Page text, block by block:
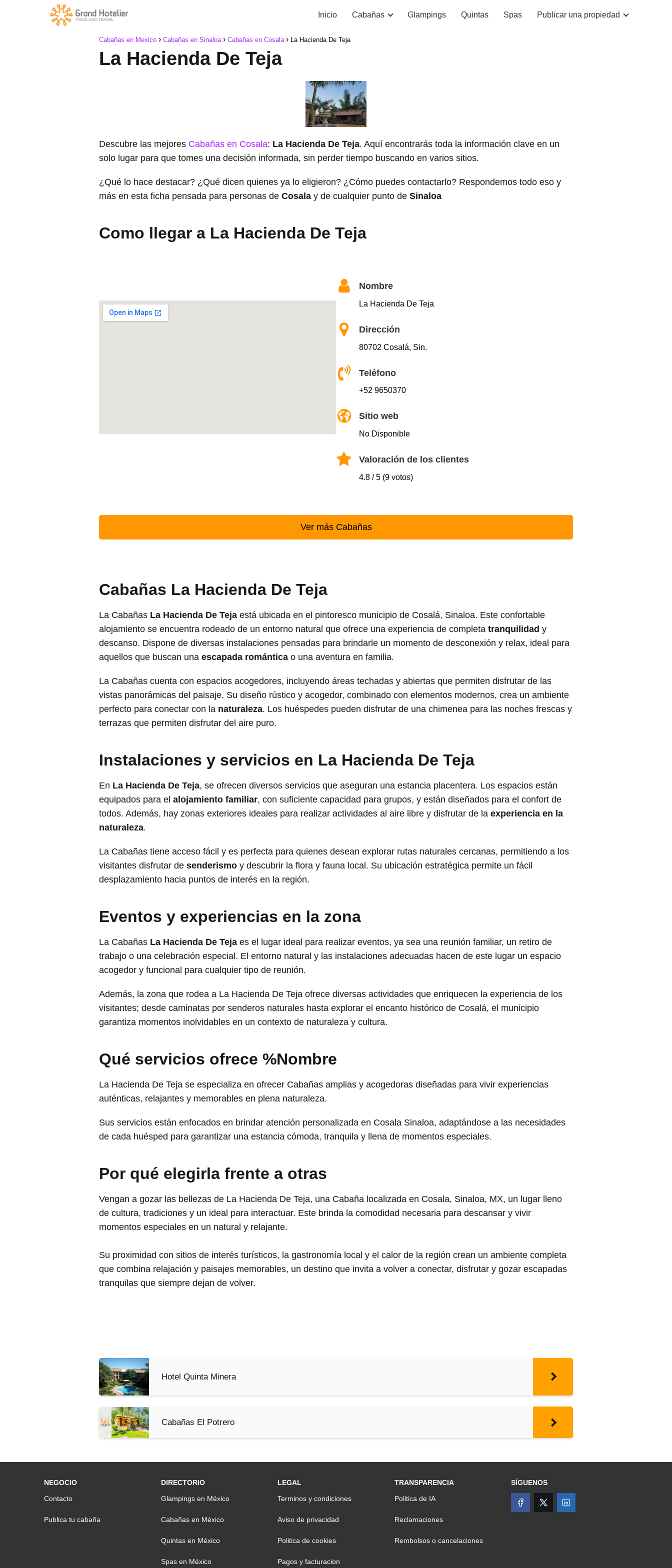
Inicio Cabañas Glampings Quintas Spas Publicar una propiedad
Cabañas en Mexico Cabañas en Sinaloa Cabañas en Cosala La Hacienda De Teja
La Hacienda De Teja
Descubre las mejores Cabañas en Cosala: La Hacienda De Teja. Aquí encontrarás toda la información clave en un
solo lugar para que tomes una decisión informada, sin perder tiempo buscando en varios sitios.
¿Qué lo hace destacar? ¿Qué dicen quienes ya lo eligieron? ¿Cómo puedes contactarlo? Respondemos todo eso y
más en esta ficha pensada para personas de Cosala y de cualquier punto de Sinaloa
Como llegar a La Hacienda De Teja
Nombre
La Hacienda De Teja
Dirección
80702 Cosalá, Sin.
Teléfono
+52 9650370
Sitio web
No Disponible
Valoración de los clientes
4.8 / 5 (9 votos)
Ver más Cabañas
Cabañas La Hacienda De Teja
La Cabañas La Hacienda De Teja está ubicada en el pintoresco municipio de Cosalá, Sinaloa. Este confortable
alojamiento se encuentra rodeado de un entorno natural que ofrece una experiencia de completa tranquilidad y
descanso. Dispone de diversas instalaciones pensadas para brindarle un momento de desconexión y relax, ideal para
aquellos que buscan una escapada romántica o una aventura en familia.
La Cabañas cuenta con espacios acogedores, incluyendo áreas techadas y abiertas que permiten disfrutar de las
vistas panorámicas del paisaje. Su diseño rústico y acogedor, combinado con elementos modernos, crea un ambiente
perfecto para conectar con la naturaleza. Los huéspedes pueden disfrutar de una chimenea para las noches frescas y
terrazas que permiten disfrutar del aire puro.
Instalaciones y servicios en La Hacienda De Teja
En La Hacienda De Teja, se ofrecen diversos servicios que aseguran una estancia placentera. Los espacios están
equipados para el alojamiento familiar, con suficiente capacidad para grupos, y están diseñados para el confort de
todos. Además, hay zonas exteriores ideales para realizar actividades al aire libre y disfrutar de la experiencia en la
naturaleza.
La Cabañas tiene acceso fácil y es perfecta para quienes desean explorar rutas naturales cercanas, permitiendo a los
visitantes disfrutar de senderismo y descubrir la flora y fauna local. Su ubicación estratégica permite un fácil
desplazamiento hacia puntos de interés en la región.
Eventos y experiencias en la zona
La Cabañas La Hacienda De Teja es el lugar ideal para realizar eventos, ya sea una reunión familiar, un retiro de
trabajo o una celebración especial. El entorno natural y las instalaciones adecuadas hacen de este lugar un espacio
acogedor y funcional para cualquier tipo de reunión.
Además, la zona que rodea a La Hacienda De Teja ofrece diversas actividades que enriquecen la experiencia de los
visitantes; desde caminatas por senderos naturales hasta explorar el encanto histórico de Cosalá, el municipio
garantiza momentos inolvidables en un contexto de naturaleza y cultura.
Qué servicios ofrece %Nombre
La Hacienda De Teja se especializa en ofrecer Cabañas amplias y acogedoras diseñadas para vivir experiencias
auténticas, relajantes y memorables en plena naturaleza.
Sus servicios están enfocados en brindar atención personalizada en Cosala Sinaloa, adaptándose a las necesidades
de cada huésped para garantizar una estancia cómoda, tranquila y llena de momentos especiales.
Por qué elegirla frente a otras
Vengan a gozar las bellezas de La Hacienda De Teja, una Cabaña localizada en Cosala, Sinaloa, MX, un lugar lleno
de cultura, tradiciones y un ideal para interactuar. Este brinda la comodidad necesaria para descansar y vivir
momentos especiales en un natural y relajante.
Su proximidad con sitios de interés turísticos, la gastronomía local y el calor de la región crean un ambiente completa
que combina relajación y paisajes memorables, un destino que invita a volver a conectar, disfrutar y gozar escapadas
tranquilas que siempre dejan de volver.
Hotel Quinta Minera
Cabañas El Potrero
NEGOCIO
Contacto
Publica tu cabaña
DIRECTORIO
Glampings en México
Cabañas en México
Quintas en México
Spas en México
LEGAL
Terminos y condiciones
Aviso de privacidad
Politica de cookies
Pagos y facturacion
TRANSPARENCIA
Politica de IA
Reclamaciones
Rembolsos o cancelaciones
SÍGUENOS